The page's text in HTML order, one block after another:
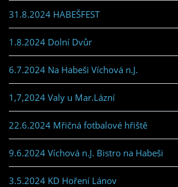
31.8.2024 HABEŠFEST
1.8.2024 Dolní Dvůr
6.7.2024 Na Habeši Víchová n.J.
1,7,2024 Valy u Mar.Lázní
22.6.2024 Mřičná fotbalové hřiště
9.6.2024 Víchová n.J. Bistro na Habeši
3.5.2024 KD Hoření Lánov